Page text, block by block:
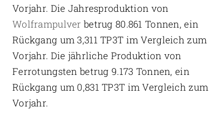
Vorjahr. Die Jahresproduktion von
Wolframpulver betrug 80.861 Tonnen, ein
Rückgang um 3,311 TP3T im Vergleich zum
Vorjahr. Die jährliche Produktion von
Ferrotungsten betrug 9.173 Tonnen, ein
Rückgang um 0,831 TP3T im Vergleich zum
Vorjahr.